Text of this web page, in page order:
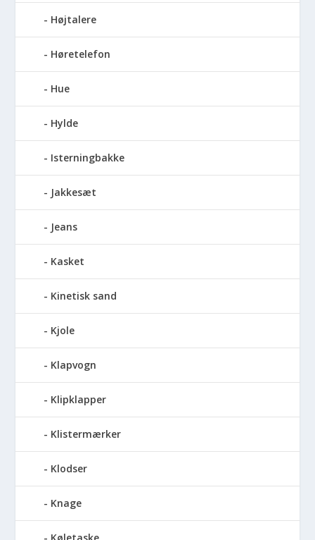
Højtalere
Høretelefon
Hue
Hylde
Isterningbakke
Jakkesæt
Jeans
Kasket
Kinetisk sand
Kjole
Klapvogn
Klipklapper
Klistermærker
Klodser
Knage
Køletaske